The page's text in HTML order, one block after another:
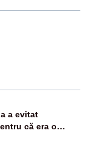
a evitat
că era o
și fondurile de